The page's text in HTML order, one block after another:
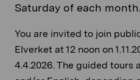
Saturday of each month.
You are invited to join
Elverket at 12 noon on
4.4.2026. The guided tours